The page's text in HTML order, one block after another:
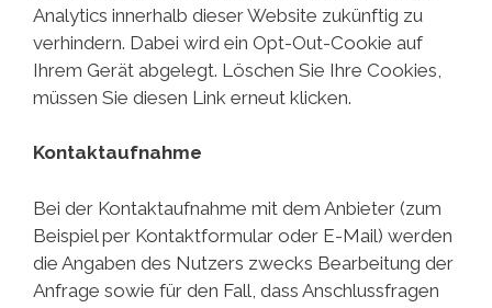
Analytics innerhalb dieser Website zukünftig zu
verhindern. Dabei wird ein Opt-Out-Cookie auf
Ihrem Gerät abgelegt. Löschen Sie Ihre Cookies,
müssen Sie diesen Link erneut klicken.
Kontaktaufnahme
Bei der Kontaktaufnahme mit dem Anbieter (zum
Beispiel per Kontaktformular oder E-Mail) werden
die Angaben des Nutzers zwecks Bearbeitung der
Anfrage sowie für den Fall, dass Anschlussfragen